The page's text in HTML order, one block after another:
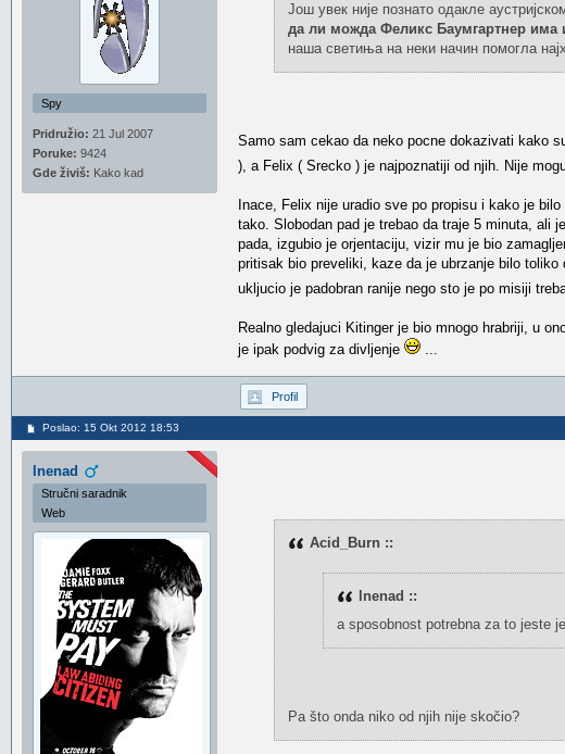
Spy
Pridružio: 21 Jul 2007
Poruke: 9424
Gde živiš: Kako kad
Још увек није познато одакле
да ли можда Феликс Баумгартнер има
наша светиња на неки начин помогла
Samo sam cekao da neko pocne dokazivati kako
), a Felix ( Srecko ) je najpoznatiji od njih. Nije
Inace, Felix nije uradio sve po propisu i kako je
tako. Slobodan pad je trebao da traje 5 minuta, ali
pada, izgubio je orjentaciju, vizir mu je bio
pritisak bio preveliki, kaze da je ubrzanje bilo
ukljucio je padobran ranije nego sto je po misiji
Realno gledajuci Kitinger je bio mnogo hrabriji, u
je ipak podvig za divljenje
...
Profil
Poslao: 15 Okt 2012 18:53
lnenad
Stručni saradnik
Web
Acid_Burn ::
lnenad ::
a sposobnost potrebna za to jeste
Pa što onda niko od njih nije skočio?